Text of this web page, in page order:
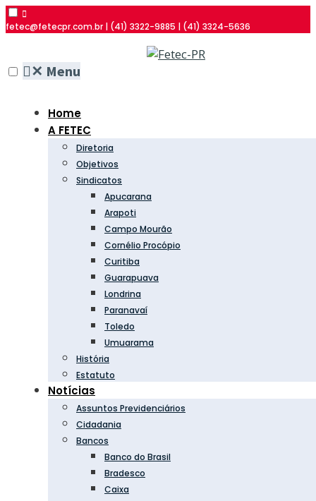
fetec@fetecpr.com.br | (41) 3322-9885 | (41) 3324-5636
✕ Menu
Home
A FETEC
Diretoria
Objetivos
Sindicatos
Apucarana
Arapoti
Campo Mourão
Cornélio Procópio
Curitiba
Guarapuava
Londrina
Paranavaí
Toledo
Umuarama
História
Estatuto
Notícias
Assuntos Previdenciários
Cidadania
Bancos
Banco do Brasil
Bradesco
Caixa